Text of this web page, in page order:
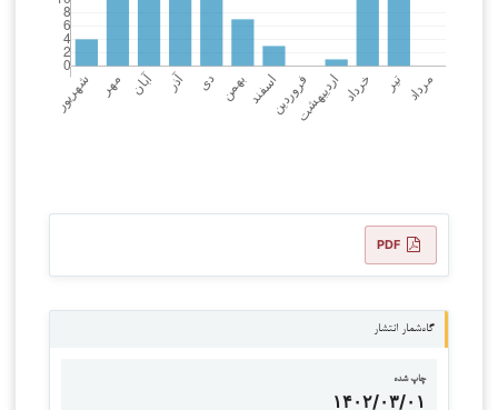
PDF
گاه‌شمار انتشار
چاپ شده
۱۴۰۲/۰۳/۰۱